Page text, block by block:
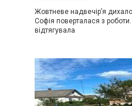
Жовтневе надвечір’я
Софія поверталася з
відтягувала